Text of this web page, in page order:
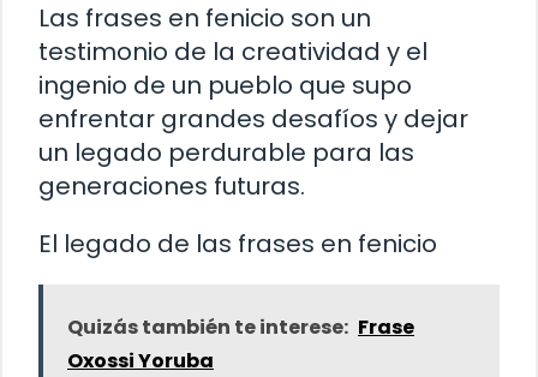
Las frases en fenicio son un
testimonio de la creatividad y el
ingenio de un pueblo que supo
enfrentar grandes desafíos y dejar
un legado perdurable para las
generaciones futuras.
El legado de las frases en fenicio
Quizás también te interese: Frase
Oxossi Yoruba